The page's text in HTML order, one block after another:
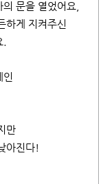
문을 열었어요,
하게 지켜주신
.
인
만
아진다!